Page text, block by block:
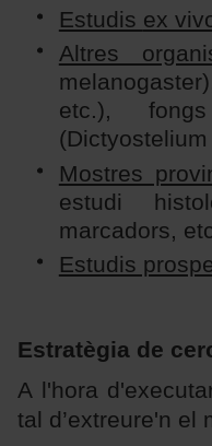
Estudis ex
Altres
melanogaster
etc.),
(
Mostres
estudi
marcadors,
Estudis
Estratègia de
A l'hora
tal d’extreure'n el